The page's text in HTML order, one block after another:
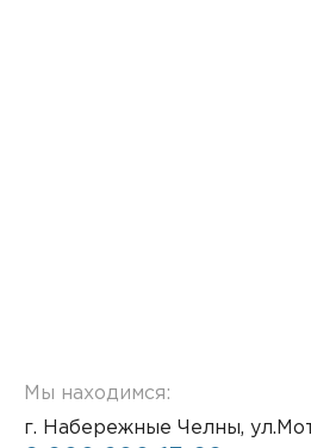
Мы находимся:
г. Набережные Челны,